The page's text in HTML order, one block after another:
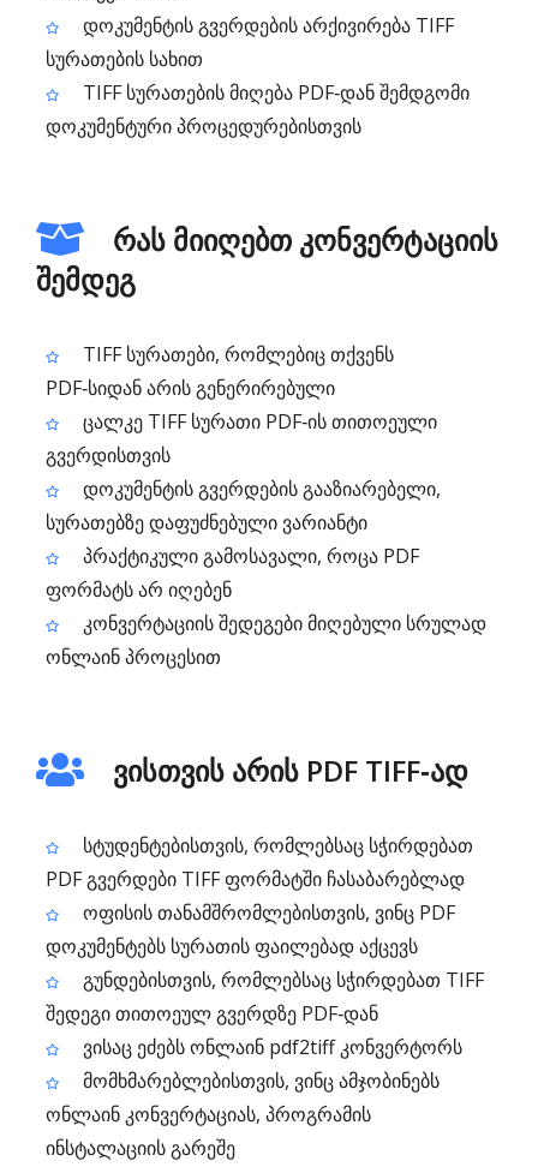
დოკუმენტის გვერდების არქივირება TIFF
სურათების სახით
TIFF სურათების მიღება PDF‑დან შემდგომი
დოკუმენტური პროცედურებისთვის
რას მიიღებთ კონვერტაციის
შემდეგ
TIFF სურათები, რომლებიც თქვენს
PDF‑სიდან არის გენერირებული
ცალკე TIFF სურათი PDF‑ის თითოეული
გვერდისთვის
დოკუმენტის გვერდების გააზიარებელი,
სურათებზე დაფუძნებული ვარიანტი
პრაქტიკული გამოსავალი, როცა PDF
ფორმატს არ იღებენ
კონვერტაციის შედეგები მიღებული სრულად
ონლაინ პროცესით
ვისთვის არის PDF TIFF‑ად
სტუდენტებისთვის, რომლებსაც სჭირდებათ
PDF გვერდები TIFF ფორმატში ჩასაბარებლად
ოფისის თანამშრომლებისთვის, ვინც PDF
დოკუმენტებს სურათის ფაილებად აქცევს
გუნდებისთვის, რომლებსაც სჭირდებათ TIFF
შედეგი თითოეულ გვერდზე PDF‑დან
ვისაც ეძებს ონლაინ pdf2tiff კონვერტორს
მომხმარებლებისთვის, ვინც ამჯობინებს
ონლაინ კონვერტაციას, პროგრამის
ინსტალაციის გარეშე